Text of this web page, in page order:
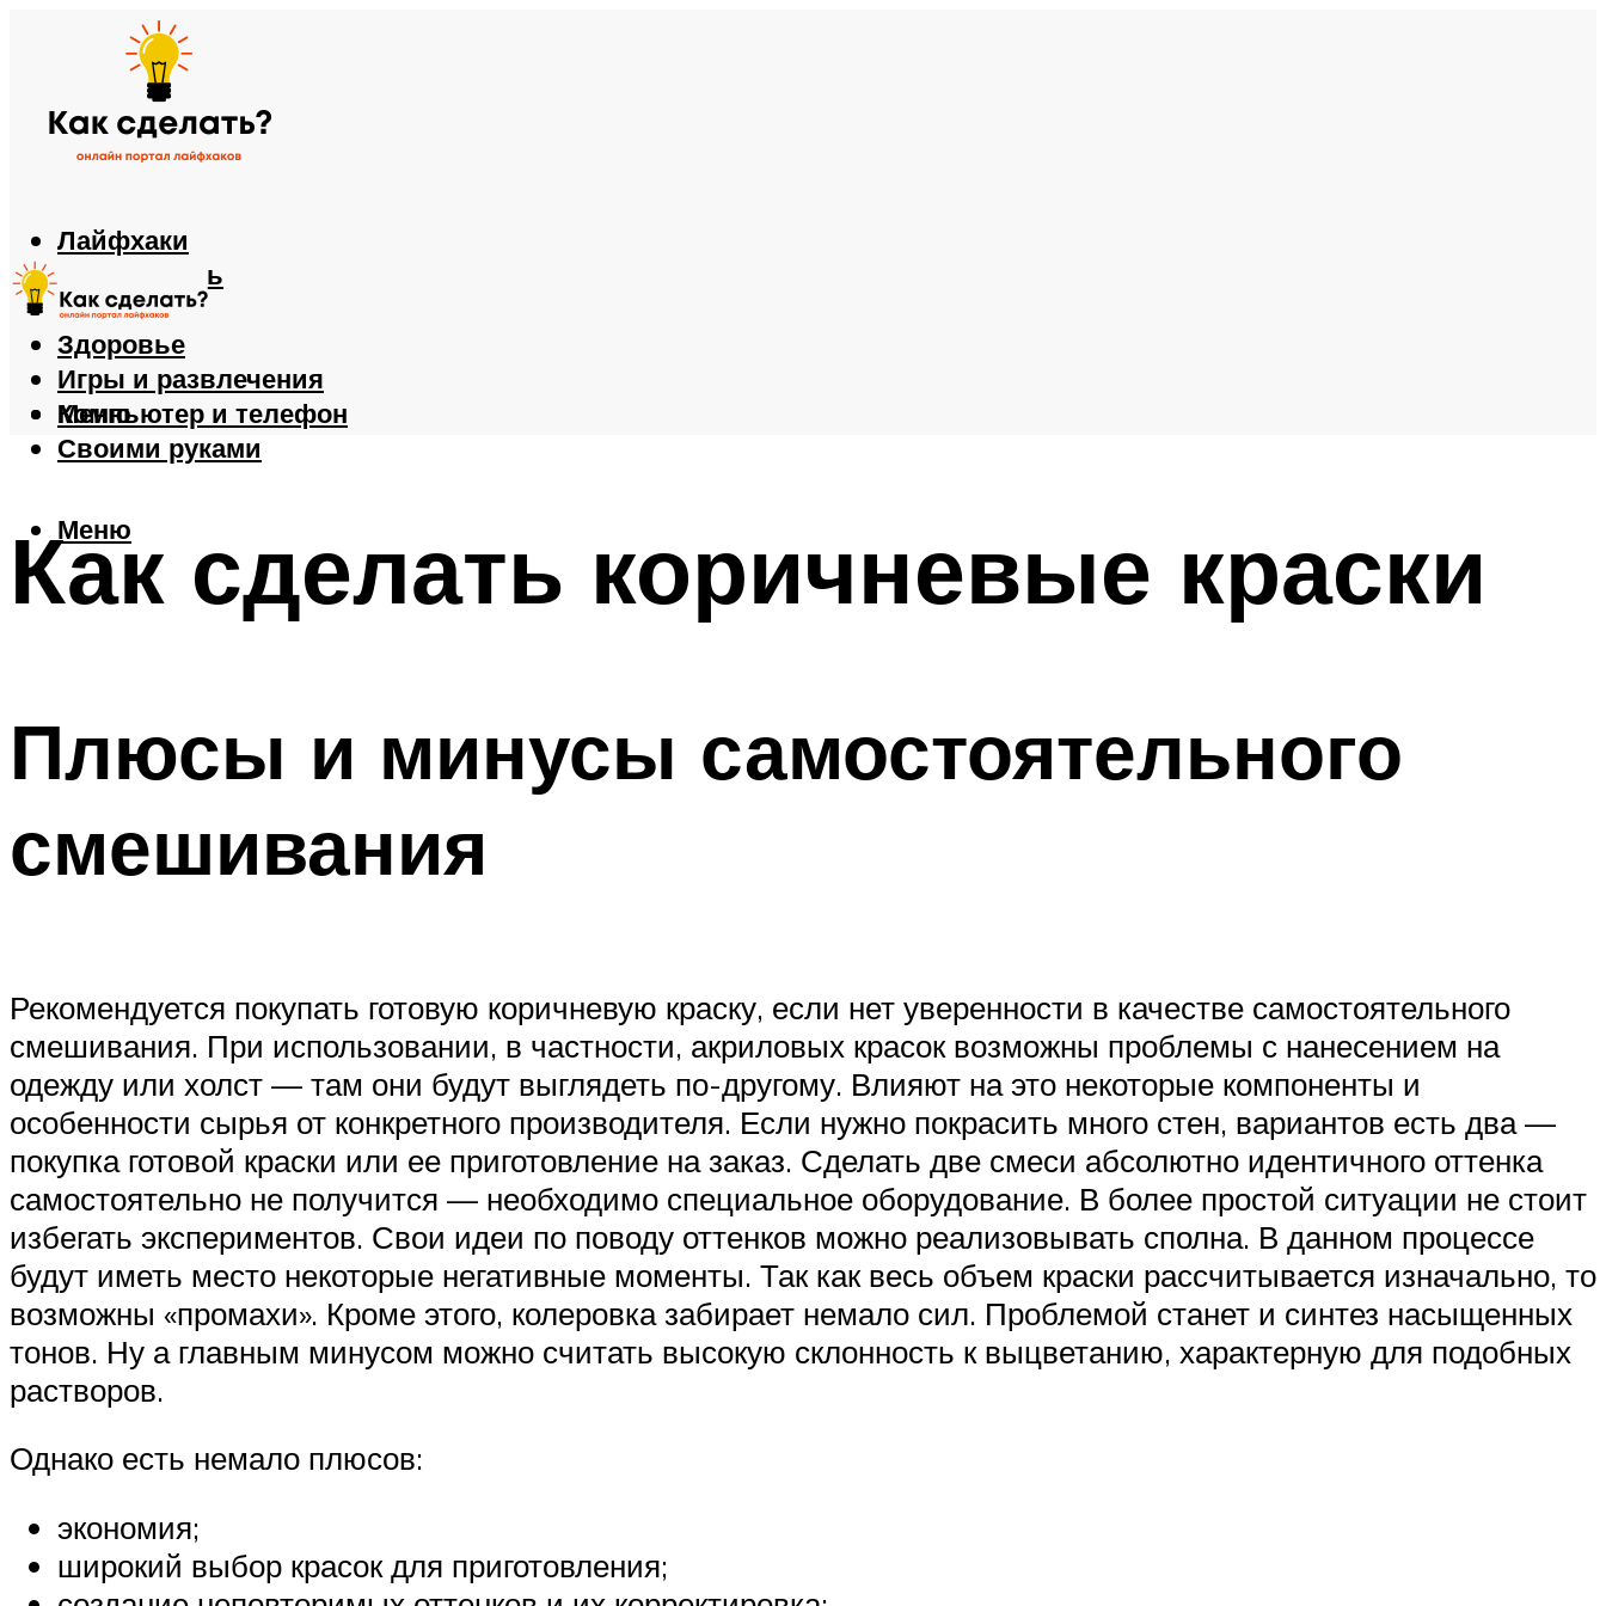
Лайфхаки
Автомобиль
Еда
Здоровье
Игры и развлечения
Компьютер и телефон
Своими руками
Меню
Меню
Как сделать коричневые краски
Плюсы и минусы самостоятельного
смешивания
Рекомендуется покупать готовую коричневую краску, если нет уверенности в качестве самостоятельного
смешивания. При использовании, в частности, акриловых красок возможны проблемы с нанесением на
одежду или холст — там они будут выглядеть по-другому. Влияют на это некоторые компоненты и
особенности сырья от конкретного производителя. Если нужно покрасить много стен, вариантов есть два —
покупка готовой краски или ее приготовление на заказ. Сделать две смеси абсолютно идентичного оттенка
самостоятельно не получится — необходимо специальное оборудование. В более простой ситуации не стоит
избегать экспериментов. Свои идеи по поводу оттенков можно реализовывать сполна. В данном процессе
будут иметь место некоторые негативные моменты. Так как весь объем краски рассчитывается изначально, то
возможны «промахи». Кроме этого, колеровка забирает немало сил. Проблемой станет и синтез насыщенных
тонов. Ну а главным минусом можно считать высокую склонность к выцветанию, характерную для подобных
растворов.
Однако есть немало плюсов:
экономия;
широкий выбор красок для приготовления;